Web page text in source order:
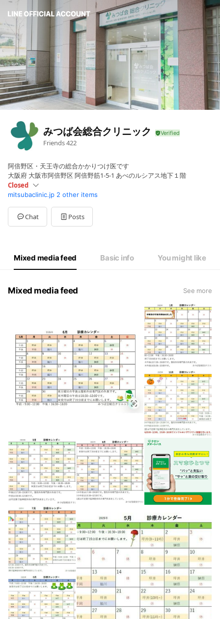
みつば会総合クリニック
Friends422
阿倍野区・天王寺の総合かかりつけ医です
大阪府 大阪市阿倍野区 阿倍野筋1-5-1 あべのルシアス地下１階
Closed
SunClosed
Mon09:00 - 12:00,17:30 - 19:00
Tue09:00 - 12:00,16:30 - 18:00
WedClosed
09:00 - 12:00,14:00 - 17:00
整形外科専門医による外来は月曜日の午後です。
mitsubaclinic.jp 2 other items
Chat Posts
Mixed media feed Basic info You might like
Mixed media feed See more